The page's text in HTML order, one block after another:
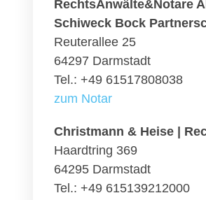
RechtsAnwälte&Notare
Schiweck Bock
Reuterallee 25
64297 Darmstadt
Tel.: +49 61517808038
zum Notar
Christmann & Heise |
Haardtring 369
64295 Darmstadt
Tel.: +49 615139212000